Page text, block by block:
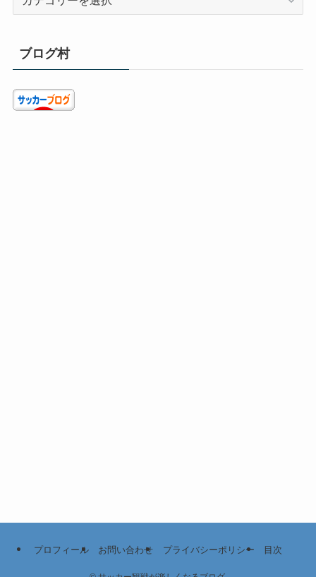
ー
ブログ村
プロフィール お問い合わせ プライバシーポリシー 目次